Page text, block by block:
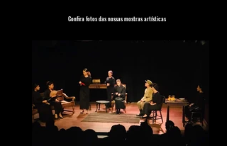
Confira fotos das nossas mostras artísticas